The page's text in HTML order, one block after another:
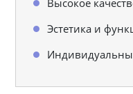
Эстетика и